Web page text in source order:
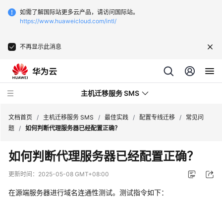
如需了解国际站更多云产品，请访问国际站。
https://www.huaweicloud.com/intl/
不再显示此消息
主机迁移服务 SMS
最
新
动
文档首页 / 主机迁移服务 SMS / 最佳实践 / 配置专线迁移 /
常见问
题 / 如何判断代理服务器已经配置正确？
如何判断代理服务器已经配置正确？
更新时间： 2025-05-08 GMT+08:00
在源端服务器进行域名连通性测试。测试指令如下：